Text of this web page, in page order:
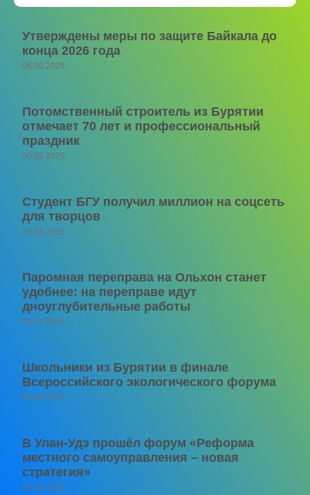
Утверждены меры по защите Байкала до
конца 2026 года
06.08.2026
Потомственный строитель из Бурятии
отмечает 70 лет и профессиональный
праздник
06.08.2026
Студент БГУ получил миллион на соцсеть
для творцов
06.08.2026
Паромная переправа на Ольхон станет
удобнее: на переправе идут
дноуглубительные работы
06.08.2026
Школьники из Бурятии в финале
Всероссийского экологического форума
06.08.2026
В Улан-Удэ прошёл форум «Реформа
местного самоуправления – новая
стратегия»
05.08.2026